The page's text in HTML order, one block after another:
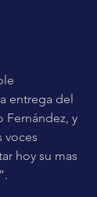
entrega del
Fernández, y
voces
hoy su mas